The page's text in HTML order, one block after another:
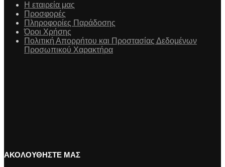
Η εταιρεία μας
Προσφορές
Πληροφορίες Παράδοσης
Όροι Χρήσης
Πολιτική Απορρήτου και Προστασίας Δεδομένων
Προσωπικού Χαρακτήρα
ΑΚΟΛΟΥΘΗΣΤΕ ΜΑΣ